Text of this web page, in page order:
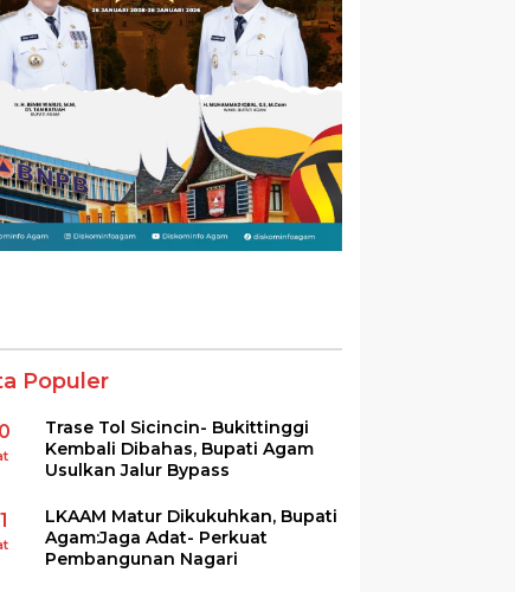
Populer
Trase Tol Sicincin- Bukittinggi
Kembali Dibahas, Bupati Agam
Usulkan Jalur Bypass
LKAAM Matur Dikukuhkan, Bupati
Agam:Jaga Adat- Perkuat
Pembangunan Nagari